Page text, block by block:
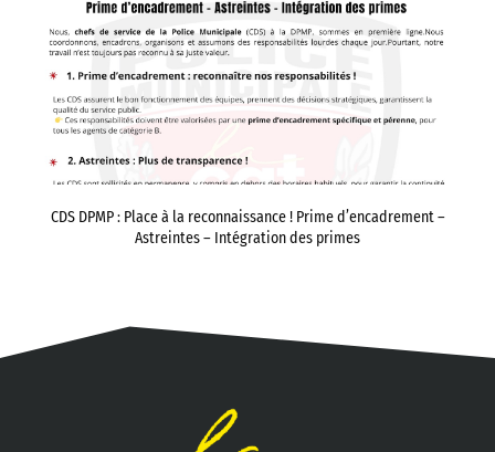
CDS DPMP : Place à la reconnaissance ! Prime d’encadrement –
Astreintes – Intégration des primes